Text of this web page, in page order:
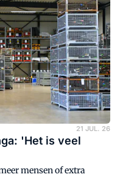
21 JUL. 26
'Het is veel
mensen of extra